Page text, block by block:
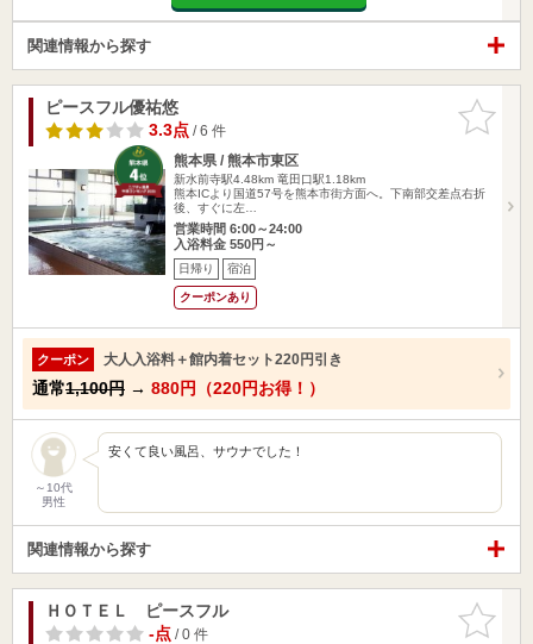
関連情報から探す
お気に入
りに追加
ピースフル優祐悠
3.3点/ 6 件
熊本県 / 熊本市東区
新水前寺駅4.48km 竜田口駅1.18km
熊本ICより国道57号を熊本市街方面へ。下南部交差点右折
後、すぐに左…
営業時間 6:00～24:00
入浴料金 550円～
日帰り 宿泊
クーポンあり
クーポン 大人入浴料＋館内着セット220円引き
通常1,100円 → 880円（220円お得！）
～10代
男性
安くて良い風呂、サウナでした！
関連情報から探す
お気に入
りに追加
ＨＯＴＥＬ ピースフル
-点/ 0 件